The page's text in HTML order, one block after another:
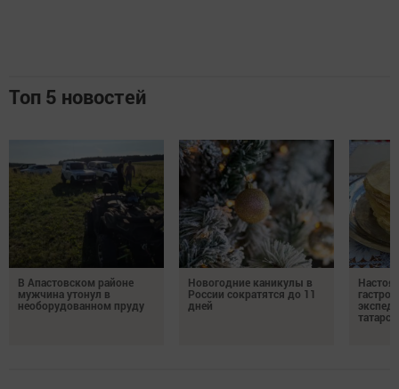
Топ 5 новостей
В Апастовском районе
мужчина утонул в
необорудованном пруду
Новогодние каникулы в
России сократятся до 11
дней